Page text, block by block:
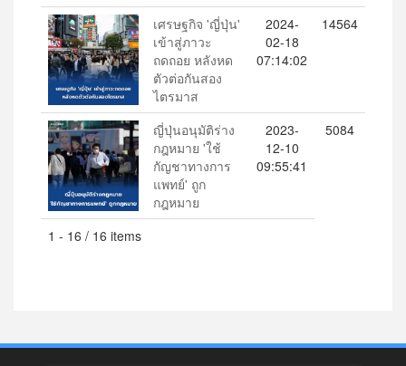
เศรษฐกิจ 'ญี่ปุ่น'
เข้าสู่ภาวะ
ถดถอย หลังหด
ตัวต่อกันสอง
ไตรมาส
2024-
02-18
07:14:02
14564
ญี่ปุ่นอนุมัติร่าง
กฎหมาย 'ใช้
กัญชาทางการ
แพทย์' ถูก
กฎหมาย
2023-
12-10
09:55:41
5084
1 - 16 / 16 items